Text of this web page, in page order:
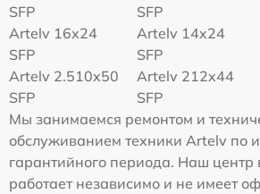
SFP
SFP
Artelv 16x24
SFP
Artelv 14x24
SFP
Artelv 2.510x50
SFP
Artelv 212x44
SFP
Мы занимаемся ремонтом и
обслуживанием техники Artelv по
гарантийного периода. Наш центр
работает независимо и не имеет